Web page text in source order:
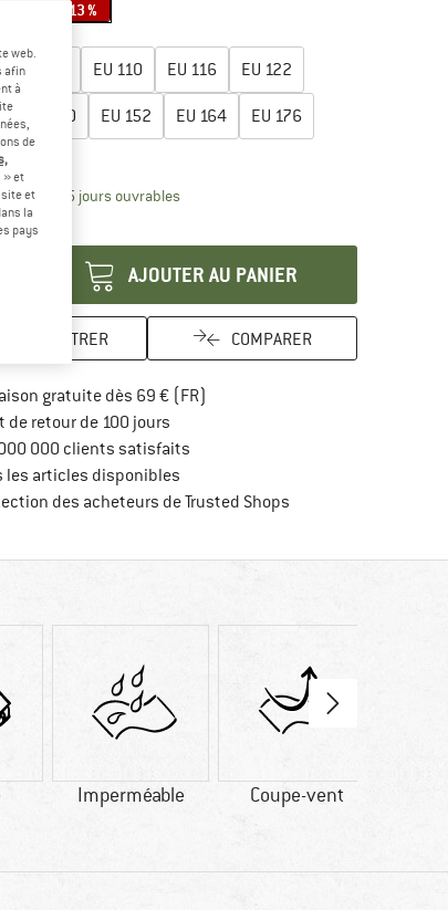
-13 %
EU EU 110 EU 116 EU 122
EU 140 EU 152 EU 164 EU 176
3-5 jours ouvrablesLe lien s'ouvre dans une boîte
AJOUTER AU PANIER
ENREGISTRER COMPARER
gratuite dès 69 € (FR)
de retour de 100 joursTrouve les informations de
000 clients satisfaits
les articles disponibles
des acheteurs de Trusted ShopsTrouve toutes les
Imperméable Coupe-vent
web.
afin
à
de
» et
site et
la
pays